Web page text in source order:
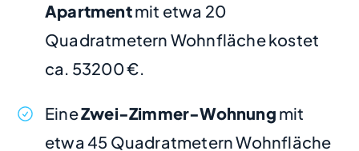
Apartmentmit etwa 20
Quadratmetern Wohnfläche kostet
ca. 53200 €.
EineZwei-Zimmer-Wohnung mit
etwa 45 Quadratmetern Wohnfläche